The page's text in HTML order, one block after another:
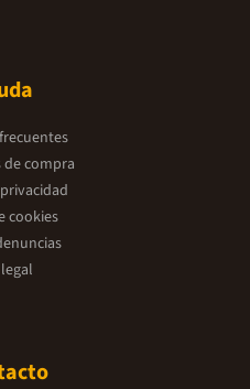
compra
cookies